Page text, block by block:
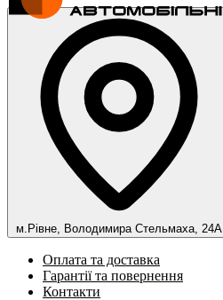
м.Рівне, Володимира Стельмаха, 24А
Оплата та доставка
Гарантії та повернення
Контакти